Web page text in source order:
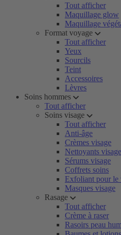
Tout afficher
Maquillage glow
Maquillage
Format voyage
Tout afficher
Yeux
Sourcils
Teint
Accessoires
Lèvres
Soins hommes
Tout afficher
Soins visage
Tout afficher
Anti-âge
Crèmes visage
Nettoyants visage
Sérums visage
Coffrets soins
Exfoliant pour le
Masques visage
Rasage
Tout afficher
Crème à raser
Rasoirs peau